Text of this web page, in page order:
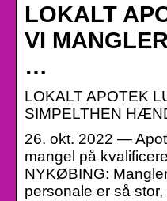
LOKALT
VI
…
LOKALT APOTEK
SIMPELTHEN
26. okt. 2022 —
mangel på
NYKØBING:
personale er så